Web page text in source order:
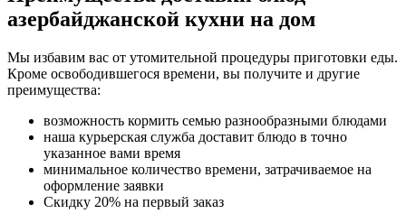
азербайджанской кухни на дом
Мы избавим вас от утомительной процедуры приготовки еды.
Кроме освободившегося времени, вы получите и другие
преимущества:
возможность кормить семью разнообразными блюдами
наша курьерская служба доставит блюдо в точно
указанное вами время
минимальное количество времени, затрачиваемое на
оформление заявки
Скидку 20% на первый заказ